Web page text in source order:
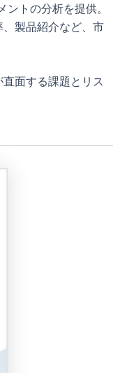
トの分析を提供。
製品紹介など、市
面する課題とリス